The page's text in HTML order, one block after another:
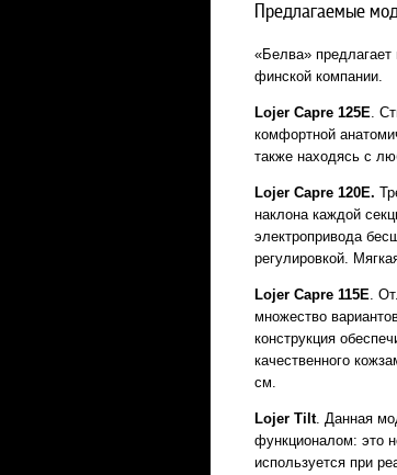
Предлагаемые
«Белва»
финской компании.
Lojer Capre 125E.
комфортной
также находясь с
Lojer Capre 120E.
наклона каждой
электропривода
регулировкой.
Lojer Capre 115E.
множество
конструкция
качественного
см.
Lojer Tilt. Данная
функционалом: это
используется при